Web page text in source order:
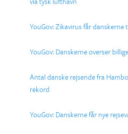
YouGov: Zikavirus får
YouGov: Danskerne overser
Antal danske rejsende fra
rekord
YouGov: Danskerne får nye